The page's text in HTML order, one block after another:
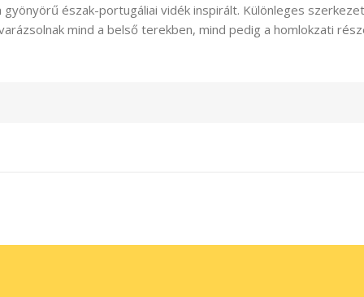
észak-portugáliai vidék inspirált. Különleges
mind a belső terekben, mind pedig a homlokzati